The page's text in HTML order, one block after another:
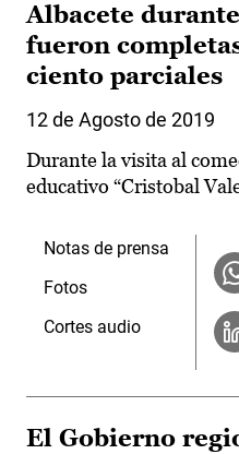
Albacete
fueron
ciento parciales
12 de Agosto de 2019
Durante la visita al
educativo “Cristobal
Notas de prensa
Fotos
Cortes audio
El Gobierno